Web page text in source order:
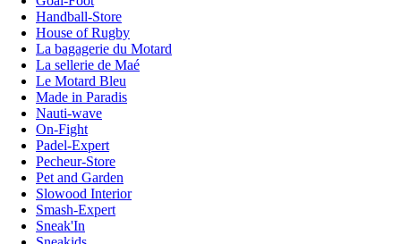
Handball-Store
House of Rugby
La bagagerie du Motard
La sellerie de Maé
Le Motard Bleu
Made in Paradis
Nauti-wave
On-Fight
Padel-Expert
Pecheur-Store
Pet and Garden
Slowood Interior
Smash-Expert
Sneak'In